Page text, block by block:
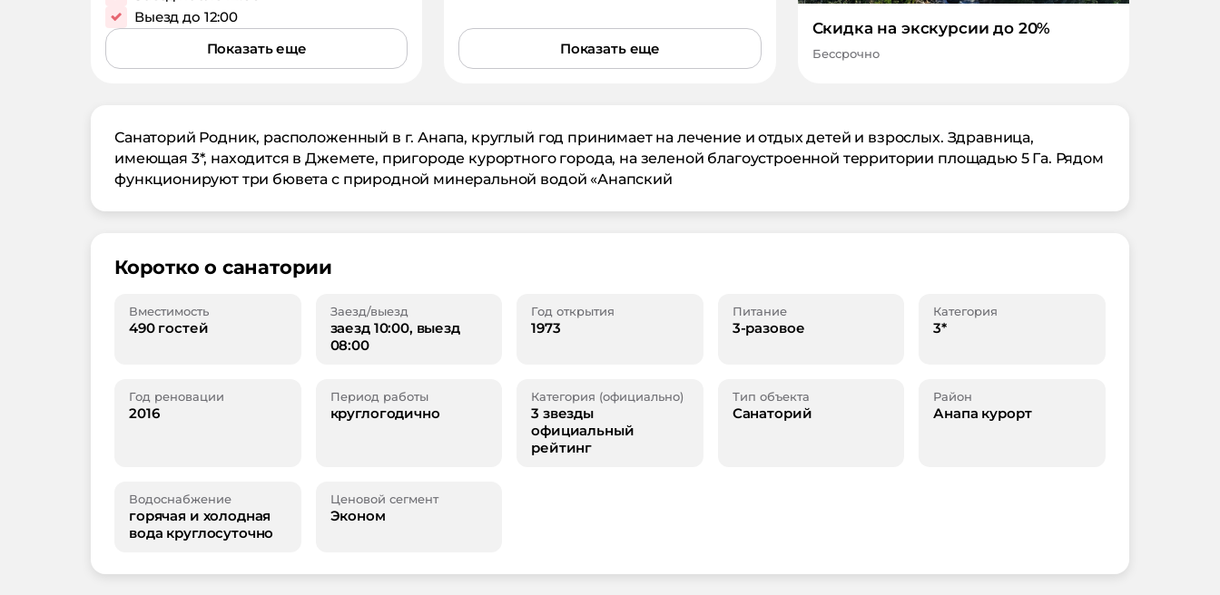
Выезд до 12:00
Показать еще
Показать еще
Скидка на экскурсии до 20%
Бессрочно
Санаторий Родник, расположенный в г. Анапа, круглый год принимает на лечение и отдых детей и взрослых. Здравница,
имеющая 3*, находится в Джемете, пригороде курортного города, на зеленой благоустроенной территории площадью 5 Га. Рядом
функционируют три бювета с природной минеральной водой «Анапский
Коротко о санатории
Вместимость
490 гостей
Заезд/выезд
заезд 10:00, выезд
08:00
Год открытия
1973
Питание
3-разовое
Категория
3*
Год реновации
2016
Период работы
круглогодично
Категория (официально)
3 звезды
официальный
рейтинг
Тип объекта
Санаторий
Район
Анапа курорт
Водоснабжение
горячая и холодная
вода круглосуточно
Ценовой сегмент
Эконом